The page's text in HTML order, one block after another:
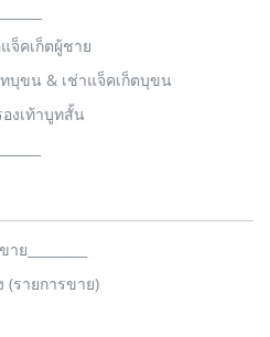
จ็คเก็ตผู้ชาย
บุขน & เช่าแจ็คเก็ตบุขน
งเท้าบูทสั้น
_________
(รายการขาย)